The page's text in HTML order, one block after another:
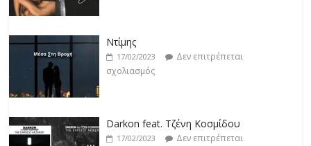
Ντίμης
17/02/2023
Δεν επιτρέπεται
σχολιασμός
Darkon feat. Τζένη Κοσμίδου
17/02/2023
Δεν επιτρέπεται